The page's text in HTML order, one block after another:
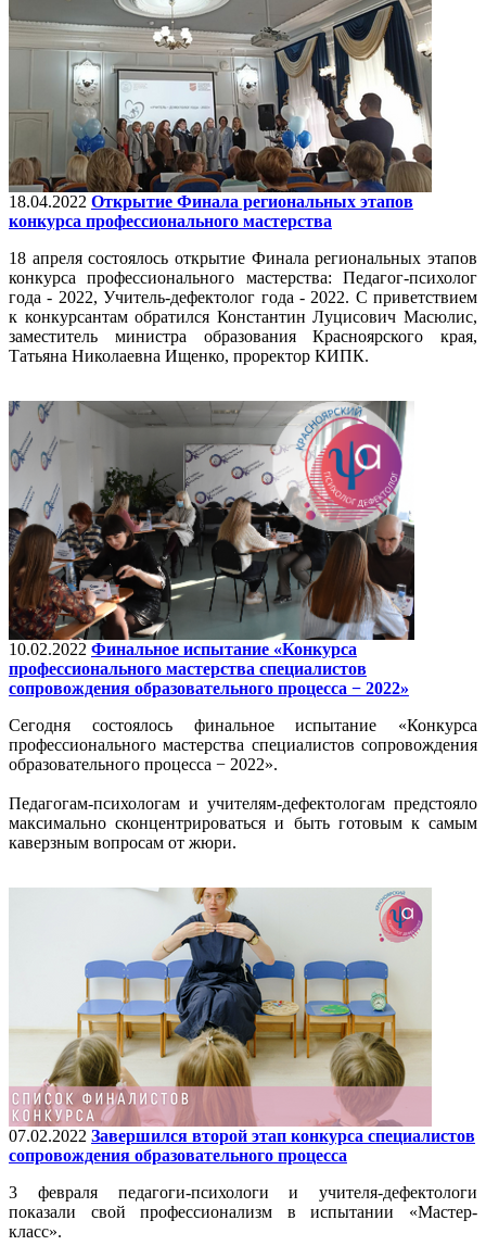
18.04.2022 Открытие Финала региональных этапов
конкурса профессионального мастерства
18 апреля состоялось открытие Финала региональных этапов
конкурса профессионального мастерства: Педагог-психолог
года - 2022, Учитель-дефектолог года - 2022. С приветствием
к конкурсантам обратился Константин Луцисович Масюлис,
заместитель министра образования Красноярского края,
Татьяна Николаевна Ищенко, проректор КИПК.
10.02.2022 Финальное испытание «Конкурса
профессионального мастерства специалистов
сопровождения образовательного процесса − 2022»
Сегодня состоялось финальное испытание «Конкурса
профессионального мастерства специалистов сопровождения
образовательного процесса − 2022».
Педагогам-психологам и учителям-дефектологам предстояло
максимально сконцентрироваться и быть готовым к самым
каверзным вопросам от жюри.
07.02.2022 Завершился второй этап конкурса специалистов
сопровождения образовательного процесса
3 февраля педагоги-психологи и учителя-дефектологи
показали свой профессионализм в испытании «Мастер-
класс».